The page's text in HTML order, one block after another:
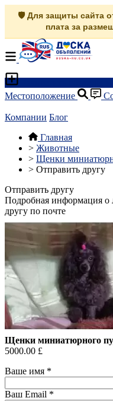
🛡️ Для защиты сайта
плата за
Местоположение
Компании Блог
Главная
> Животные
> Щенки
> Отправить другу
Отправить другу
Подробная информация о
другу по почте
Щенки миниатюрного
5000.00 £
Ваше имя *
Ваш Email *